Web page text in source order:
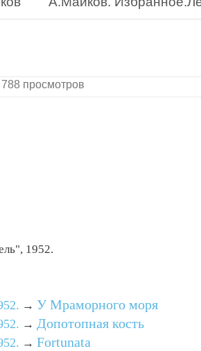
788 просмотров
1952.
→ У Мраморного моря
→ Допотопная кость
→ Fortunata